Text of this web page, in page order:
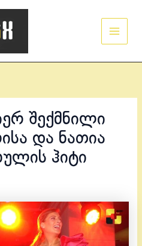
შექმნილი
და ნათია
ჰიტი